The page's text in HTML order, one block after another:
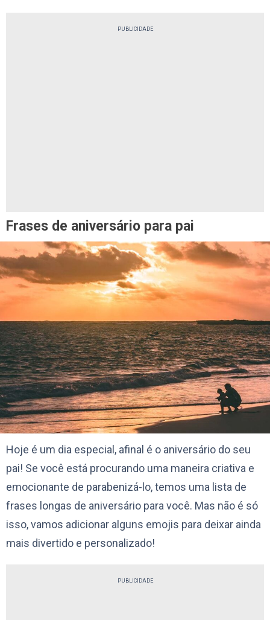
PUBLICIDADE
Frases de aniversário para pai
Hoje é um dia especial, afinal é o aniversário do seu
pai! Se você está procurando uma maneira criativa e
emocionante de parabenizá-lo, temos uma lista de
frases longas de aniversário para você. Mas não é só
isso, vamos adicionar alguns emojis para deixar ainda
mais divertido e personalizado!
PUBLICIDADE